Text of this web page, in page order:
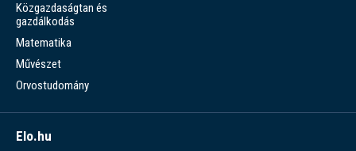
Közgazdaságtan és
gazdálkodás
Matematika
Művészet
Orvostudomány
Elo.hu